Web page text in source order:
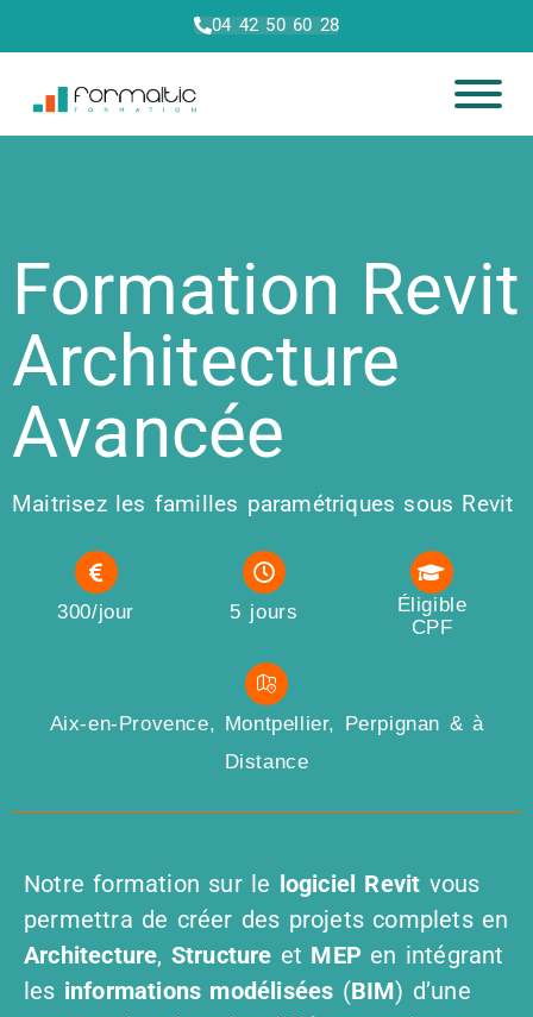
04 42 50 60 28
Formation Revit
Architecture
Avancée
Maitrisez les familles paramétriques sous Revit
300/jour 5 jours
Éligible
CPF
Aix-en-Provence, Montpellier, Perpignan & à
Distance
Notre formation sur le logiciel Revit vous
permettra de créer des projets complets en
Architecture, Structure et MEP en intégrant
les informations modélisées (BIM) d’une